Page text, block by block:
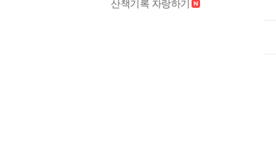
산책기록 자랑하기